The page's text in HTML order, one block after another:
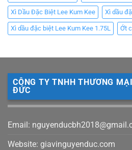
Xì Dầu Đặc Biệt Lee Kum Kee Xì dầu
Xì dầu đặc biệt Lee Kum Kee 1.75L Ớt
CÔNG TY TNHH THƯƠNG
ĐỨC
Email:
Website: giavinguyenduc.com